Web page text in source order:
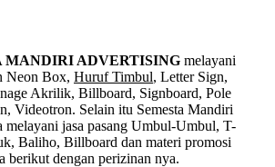
MANDIRI ADVERTISINGmelayani
Neon Box, Huruf Timbul, Letter Sign,
Akrilik, Billboard, Signboard, Pole
Videotron. Selain itu Semesta Mandiri
melayani jasa pasang Umbul-Umbul, T-
Baliho, Billboard dan materi promosi
berikut dengan perizinan nya.